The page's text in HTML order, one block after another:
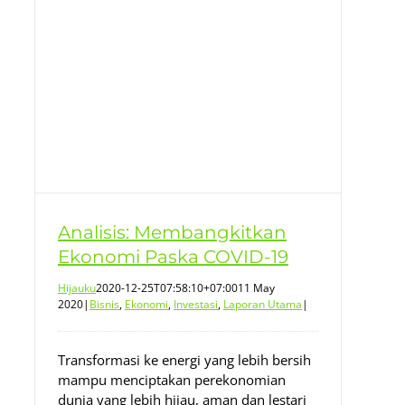
Analisis: Membangkitkan
Ekonomi Paska COVID-19
Hijauku2020-12-25T07:58:10+07:0011 May
2020| Bisnis, Ekonomi, Investasi, Laporan Utama|
Transformasi ke energi yang lebih bersih
mampu menciptakan perekonomian
dunia yang lebih hijau, aman dan lestari